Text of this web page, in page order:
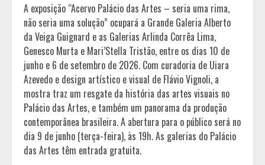
A exposição “Acervo Palácio das Artes – seria uma rima,
não seria uma solução” ocupará a Grande Galeria Alberto
da Veiga Guignard e as Galerias Arlinda Corrêa Lima,
Genesco Murta e Mari’Stella Tristão, entre os dias 10 de
junho e 6 de setembro de 2026. Com curadoria de Uiara
Azevedo e design artístico e visual de Flávio Vignoli, a
mostra traz um resgate da história das artes visuais no
Palácio das Artes, e também um panorama da produção
contemporânea brasileira. A abertura para o público será no
dia 9 de junho (terça-feira), às 19h. As galerias do Palácio
das Artes têm entrada gratuita.